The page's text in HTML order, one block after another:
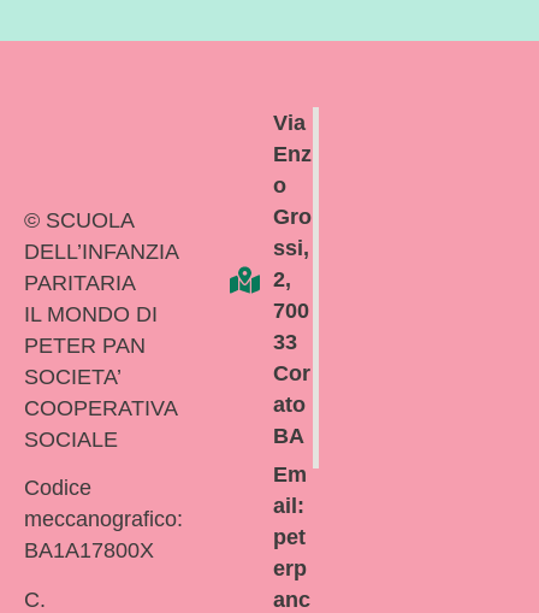
© SCUOLA
DELL’INFANZIA
PARITARIA
IL MONDO DI
PETER PAN
SOCIETA’
COOPERATIVA
SOCIALE
Codice
meccanografico:
BA1A17800X
C.
Via
Enz
o
Gro
ssi,
2,
700
33
Cor
ato
BA
Em
ail:
pet
erp
anc